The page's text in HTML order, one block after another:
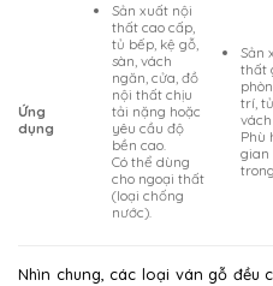
Ứng
dụng
Sản xuất nội
thất cao cấp,
tủ bếp, kệ gỗ,
sàn, vách
ngăn, cửa, đồ
nội thất chịu
tải nặng hoặc
yêu cầu độ
bền cao.
Có thể dùng
cho ngoại thất
(loại chống
nước).
Sản
thất
trí,
Phù
gian
Nhìn chung, các loại ván gỗ đều